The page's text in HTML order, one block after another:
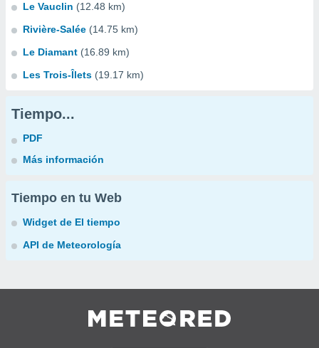
Le Vauclin (12.48 km)
Rivière-Salée (14.75 km)
Le Diamant (16.89 km)
Les Trois-Îlets (19.17 km)
Tiempo...
PDF
Más información
Tiempo en tu Web
Widget de El tiempo
API de Meteorología